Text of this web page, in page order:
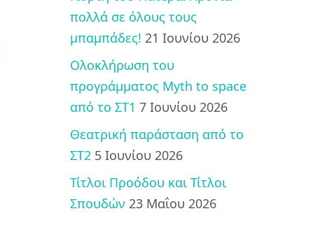
πολλά σε όλους τους
μπαμπάδες! 21 Ιουνίου 2026
Ολοκλήρωση του
προγράμματος Myth to space
από το ΣΤ1 7 Ιουνίου 2026
Θεατρική παράσταση από το
ΣΤ2 5 Ιουνίου 2026
Τίτλοι Προόδου και Τίτλοι
Σπουδών 23 Μαΐου 2026